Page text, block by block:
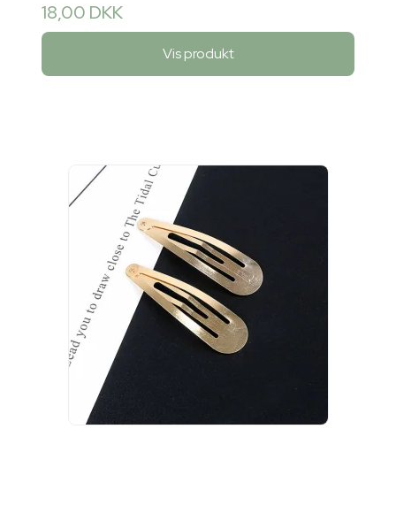
18,00 DKK
Vis produkt